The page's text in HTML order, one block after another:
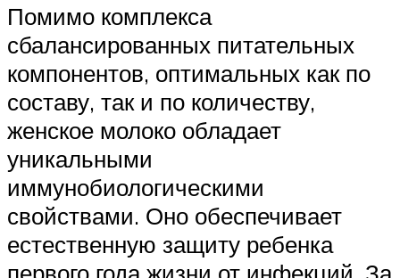
Помимо комплекса
сбалансированных питательных
компонентов, оптимальных как по
составу, так и по количеству,
женское молоко обладает
уникальными
иммунобиологическими
свойствами. Оно обеспечивает
естественную защиту ребенка